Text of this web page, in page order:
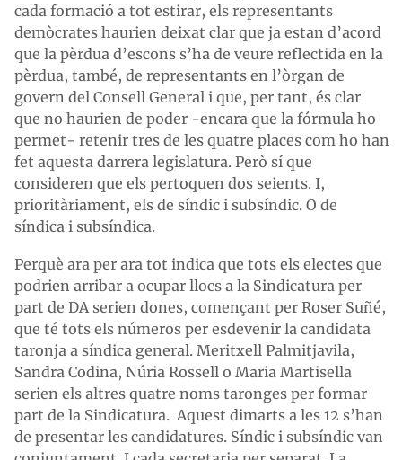
cada formació a tot estirar, els representants
demòcrates haurien deixat clar que ja estan d’acord
que la pèrdua d’escons s’ha de veure reflectida en la
pèrdua, també, de representants en l’òrgan de
govern del Consell General i que, per tant, és clar
que no haurien de poder -encara que la fórmula ho
permet- retenir tres de les quatre places com ho han
fet aquesta darrera legislatura. Però sí que
consideren que els pertoquen dos seients. I,
prioritàriament, els de síndic i subsíndic. O de
síndica i subsíndica.
Perquè ara per ara tot indica que tots els electes que
podrien arribar a ocupar llocs a la Sindicatura per
part de DA serien dones, començant per Roser Suñé,
que té tots els números per esdevenir la candidata
taronja a síndica general. Meritxell Palmitjavila,
Sandra Codina, Núria Rossell o Maria Martisella
serien els altres quatre noms taronges per formar
part de la Sindicatura. Aquest dimarts a les 12 s’han
de presentar les candidatures. Síndic i subsíndic van